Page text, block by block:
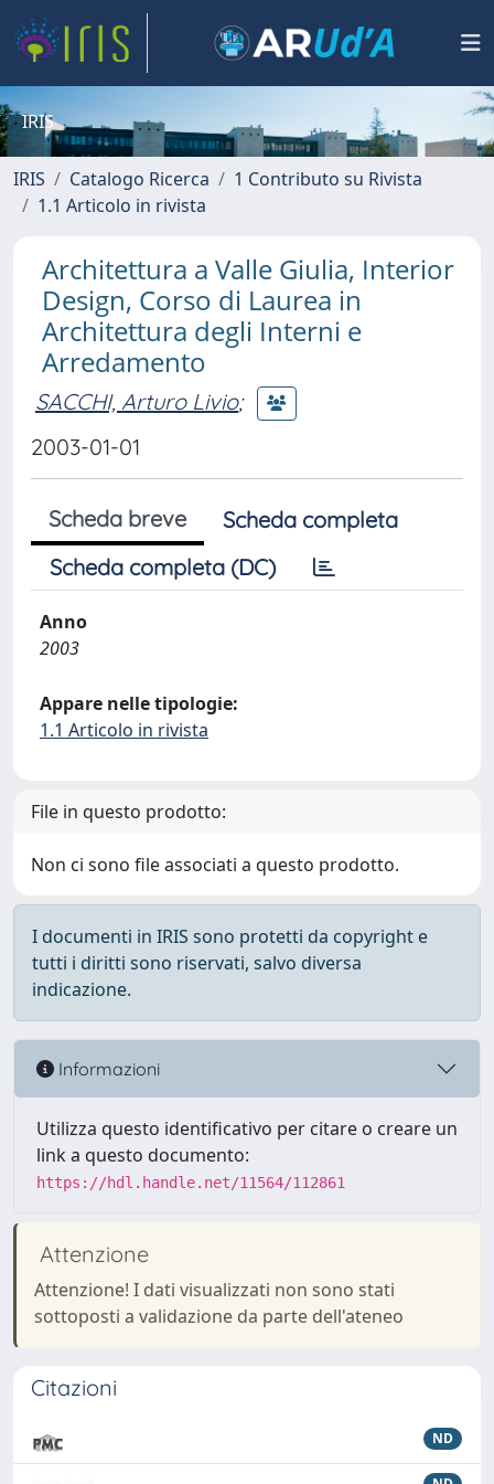
IRIS
IRIS Catalogo Ricerca
1 Contributo su Rivista
1.1 Articolo in rivista
Architettura a Valle Giulia, Interior
Design, Corso di Laurea in
Architettura degli Interni e
Arredamento
SACCHI, Arturo Livio;
2003-01-01
Scheda breve
Scheda completa
Scheda completa (DC)
Anno
2003
Appare nelle tipologie:
1.1 Articolo in rivista
File in questo prodotto:
Non ci sono file associati a questo prodotto.
I documenti in IRIS sono protetti da copyright e
tutti i diritti sono riservati, salvo diversa
indicazione.
Informazioni
Utilizza questo identificativo per citare o creare un
link a questo documento:
https://hdl.handle.net/11564/112861
Attenzione
Attenzione! I dati visualizzati non sono stati
sottoposti a validazione da parte dell'ateneo
Citazioni
ND